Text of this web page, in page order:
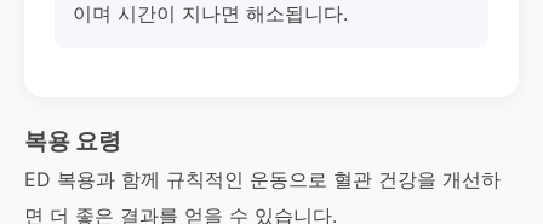
이며 시간이 지나면 해소됩니다.
복용 요령
ED 복용과 함께 규칙적인 운동으로 혈관 건강을 개선하
면 더 좋은 결과를 얻을 수 있습니다.